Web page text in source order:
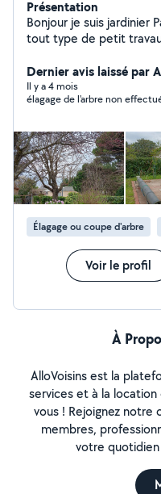
Présentation
Bonjour je suis jardinier
tout type de petit
Dernier avis laissé par
Il y a 4 mois
Élagage ou coupe d'arbre
Voir le profil
À
AlloVoisins est la
services et à la
vous ! Rejoignez notre
membres,
votre